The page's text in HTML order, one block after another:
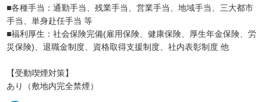
■各種手当：通勤手当、残業手当、営業手当、地域手当、三大都市
手当、単身赴任手当 等
■福利厚生：社会保険完備(雇用保険、健康保険、厚生年金保険、労
災保険)、退職金制度、資格取得支援制度、社内表彰制度 他
【受動喫煙対策】
あり（敷地内完全禁煙）